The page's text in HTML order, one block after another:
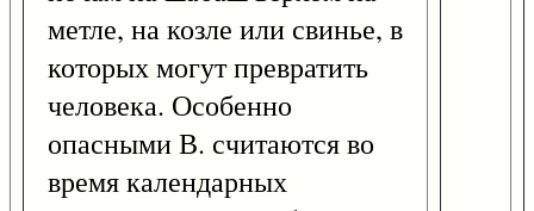
метле, на козле или свинье, в
которых могут превратить
человека. Особенно
опасными В. считаются во
время календарных